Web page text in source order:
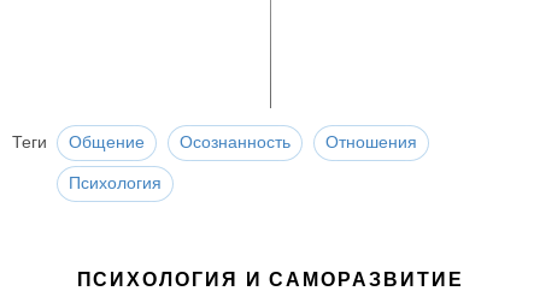
Теги Общение Осознанность Отношения
Психология
ПСИХОЛОГИЯ И САМОРАЗВИТИЕ